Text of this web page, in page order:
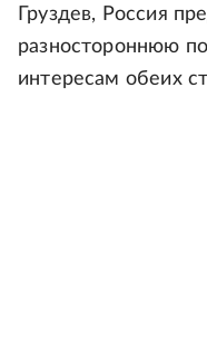
Груздев, Россия
разностороннюю
интересам обеих